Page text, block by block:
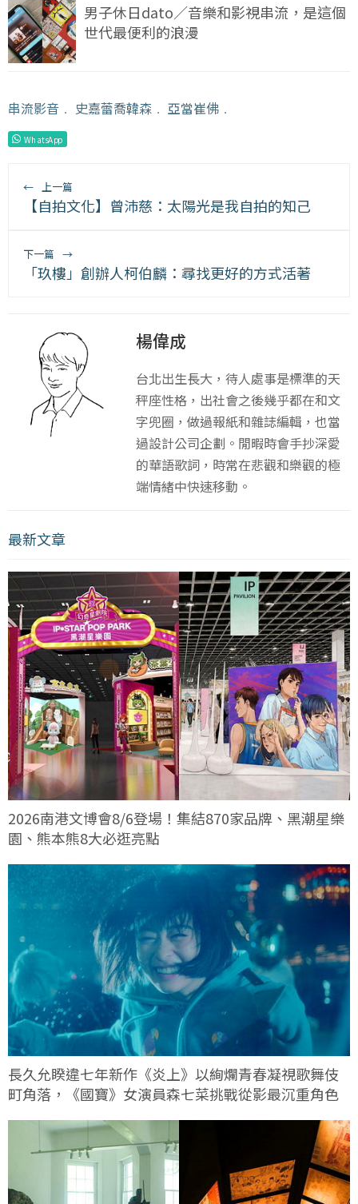
男子休日dato／音樂和影視串流，是這個
世代最便利的浪漫
串流影音 ﹒ 史嘉蕾喬韓森 ﹒ 亞當崔佛 ﹒
WhatsApp
← 上一篇
【自拍文化】曾沛慈：太陽光是我自拍的知己
下一篇 →
「玖樓」創辦人柯伯麟：尋找更好的方式活著
楊偉成
台北出生長大，待人處事是標準的天
秤座性格，出社會之後幾乎都在和文
字兜圈，做過報紙和雜誌編輯，也當
過設計公司企劃。閒暇時會手抄深愛
的華語歌詞，時常在悲觀和樂觀的極
端情緒中快速移動。
最新文章
2026南港文博會8/6登場！集結870家品牌、黑潮星樂
園、熊本熊8大必逛亮點
長久允睽違七年新作《炎上》以絢爛青春凝視歌舞伎
町角落，《國寶》女演員森七菜挑戰從影最沉重角色